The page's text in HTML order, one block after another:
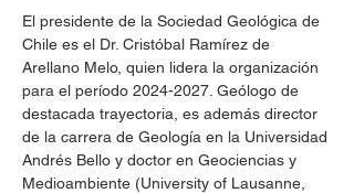
El presidente de la Sociedad Geológica de
Chile es el Dr. Cristóbal Ramírez de
Arellano Melo, quien lidera la organización
para el período 2024-2027. Geólogo de
destacada trayectoria, es además director
de la carrera de Geología en la Universidad
Andrés Bello y doctor en Geociencias y
Medioambiente (University of Lausanne,